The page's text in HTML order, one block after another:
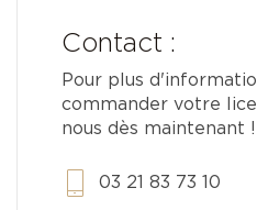
Contact :
Pour plus
commander votre
nous dès maintenant !
03 21 83 73 10